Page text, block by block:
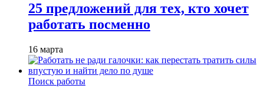
25 предложений для тех, кто хочет
работать посменно
16 марта
Поиск работы